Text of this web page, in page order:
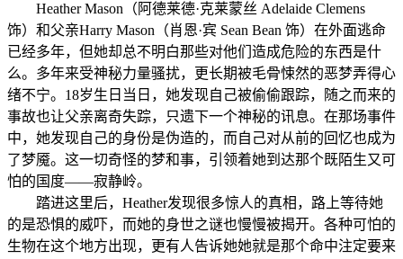
Heather Mason（阿德莱德·克莱蒙丝 Adelaide Clemens
饰）和父亲Harry Mason（肖恩·宾 Sean Bean 饰）在外面逃命
已经多年，但她却总不明白那些对他们造成危险的东西是什
么。多年来受神秘力量骚扰，更长期被毛骨悚然的恶梦弄得心
绪不宁。18岁生日当日，她发现自己被偷偷跟踪，随之而来的
事故也让父亲离奇失踪，只遗下一个神秘的讯息。在那场事件
中，她发现自己的身份是伪造的，而自己对从前的回忆也成为
了梦魇。这一切奇怪的梦和事，引领着她到达那个既陌生又可
怕的国度——寂静岭。
踏进这里后，Heather发现很多惊人的真相，路上等待她
的是恐惧的威吓，而她的身世之谜也慢慢被揭开。各种可怕的
生物在这个地方出现，更有人告诉她她就是那个命中注定要来